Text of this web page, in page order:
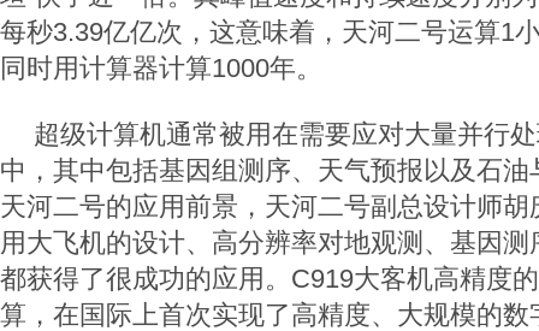
每秒3.39亿亿次，这意味着，天河二号运算1
同时用计算器计算1000年。
超级计算机通常被用在需要应对大量并行
中，其中包括基因组测序、天气预报以及石
天河二号的应用前景，天河二号副总设计师胡
用大飞机的设计、高分辨率对地观测、基因
都获得了很成功的应用。C919大客机高精度
算，在国际上首次实现了高精度、大规模的